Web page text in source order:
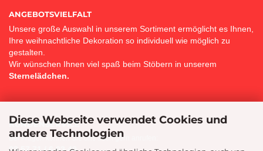
Diese Webseite verwendet Cookies und
andere Technologien
ANGEBOTSVIELFALT
Unsere große Auswahl in unserem Sortiment ermöglicht es Ihnen,
Ihre weihnachtliche Dekoration so individuell wie möglich zu
gestalten.
Wir wünschen Ihnen viel spaß beim Stöbern in unserem
Sternelädchen.
KUNDENSERVICE
Bei Fragen können Sie uns auch gern anrufen: